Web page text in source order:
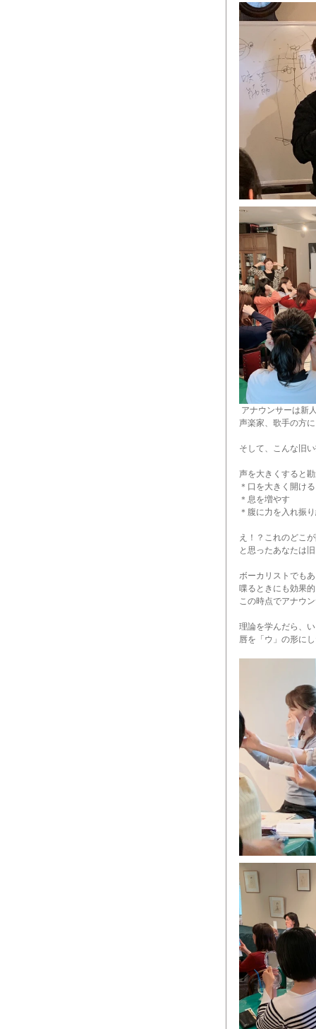
アナウンサーは新
声楽家、歌手の方
そして、こんな旧
声を大きくすると
＊口を大きく開ける
＊息を増やす
＊腹に力を入れ振
え！？これのどこ
と思ったあなたは
ボーカリストでも
喋るときにも効果
この時点でアナウ
理論を学んだら、
唇を「ウ」の形に